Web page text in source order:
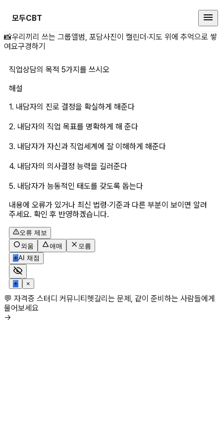
모두CBT
직업상담의 목적 5가지를 쓰시오
📸우리끼리 쓰는 그룹앨범, 포담사진이 캘린더·지도 위에 추억으로 쌓
여요구경하기
직업상담의 목적 5가지를 쓰시오
해설
1. 내담자의 진로 결정을 확실하게 해준다
2. 내담자의 직업 목표를 명확하게 해 준다
3. 내담자가 자신과 직업세계에 잘 이해하게 해준다
4. 내담자의 의사결정 능력을 길러준다
5. 내담자가 능동적인 태도를 갖도록 돕는다
내용에 오류가 있거나 최신 법령·기준과 다른 부분이 보이면 알려
주세요. 확인 후 반영하겠습니다.
오류 제보
외움
애매
모름
✳AI 채점
✳ ×
💬 자격증 스터디 커뮤니티헷갈리는 문제, 같이 준비하는 사람들에게
물어보세요
→